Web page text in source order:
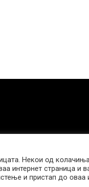
Group
Некои од
интернет страница и
и пристап до оваа